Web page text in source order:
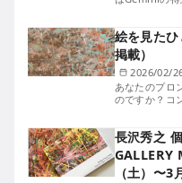
2026/02/
絵を見た
掲載）
あなたのプロ
のですか？コ
長沢秀之
GALLERY
（土）